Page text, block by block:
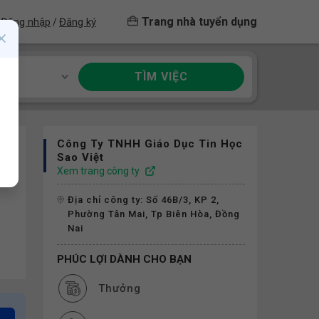
Đăng nhập / Đăng ký Trang nhà tuyển dụng
TÌM VIỆC
Công Ty TNHH Giáo Dục Tin Học
Sao Việt
Xem trang công ty
Địa chỉ công ty: Số 46B/3, KP 2,
Phường Tân Mai, Tp Biên Hòa, Đồng
Nai
PHÚC LỢI DÀNH CHO BẠN
Thưởng